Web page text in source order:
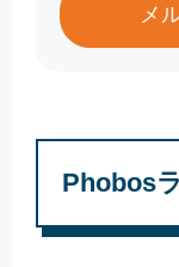
メ
Phobos